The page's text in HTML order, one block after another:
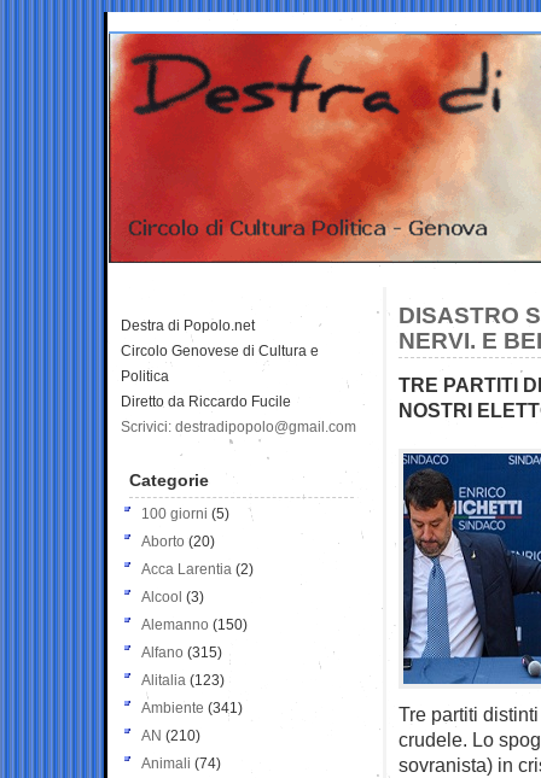
DISASTRO
NERVI. E
TRE PARTITI
NOSTRI
Tre partiti
crudele. Lo
sovranista) in
Destra di Popolo.net
Circolo Genovese di Cultura e
Politica
Diretto da Riccardo Fucile
Scrivici: destradipopolo@gmail.com
Categorie
100 giorni (5)
Aborto (20)
Acca Larentia (2)
Alcool (3)
Alemanno (150)
Alfano (315)
Alitalia (123)
Ambiente (341)
AN (210)
Animali (74)